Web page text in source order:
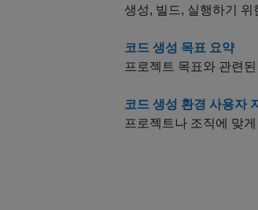
생성, 빌드, 실행하기
코드 생성 목표 요약
프로젝트 목표와 관련
코드 생성 환경 사용자
프로젝트나 조직에 맞